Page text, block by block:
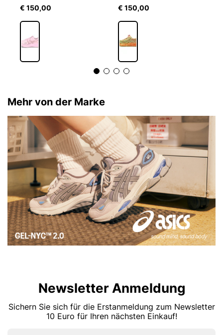
€ 150,00 € 150,00
Mehr von der Marke
Newsletter Anmeldung
Sichern Sie sich für die Erstanmeldung zum Newsletter
10 Euro für Ihren nächsten Einkauf!